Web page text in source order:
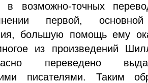
в возможно-точных
первой,
большую помощь ему
из произведений
переведено
писателями. Таким